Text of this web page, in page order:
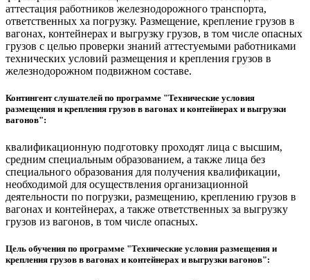
аттестация работников железнодорожного транспорта,
ответственных ха погрузку. Размещение, крепление грузов в
вагонах, контейнерах и выгрузку грузов, в том числе опасных
грузов с целью проверки знаний аттестуемыми работниками
технических условий размещения и крепления грузов в
железнодорожном подвижном составе.
Контингент слушателей по программе "Технические условия
размещения и крепления грузов в вагонах и контейнерах и выгрузки
вагонов":
квалификационную подготовку проходят лица с высшим,
средним специальным образованием, а также лица без
специального образования для получения квалификации,
необходимой для осуществления организационной
деятельности по погрузки, размещению, креплению грузов в
вагонах и контейнерах, а также ответственных за выгрузку
грузов из вагонов, в том числе опасных.
Цель обучения по программе "Технические условия размещения и
крепления грузов в вагонах и контейнерах и выгрузки вагонов":